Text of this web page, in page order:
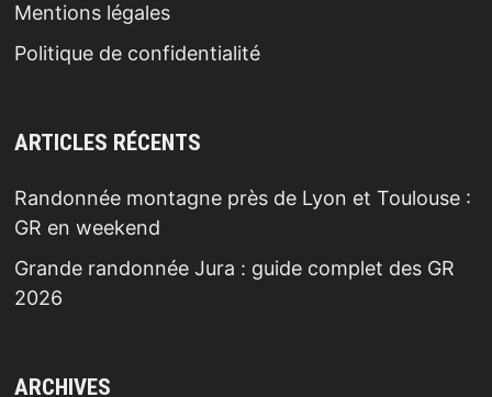
Mentions légales
Politique de confidentialité
ARTICLES RÉCENTS
Randonnée montagne près de Lyon et Toulouse :
GR en weekend
Grande randonnée Jura : guide complet des GR
2026
ARCHIVES